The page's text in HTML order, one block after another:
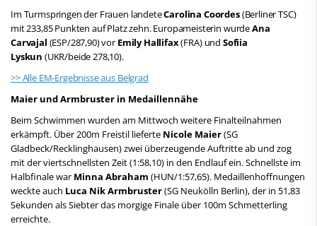
Im Turmspringen der Frauen landeteCarolina Coordes(Berliner TSC)
mit 233,85 Punkten auf Platz zehn. Europameisterin wurdeAna
Carvajal (ESP/287,90) vor Emily Hallifax(FRA) und Sofiia
Lyskun (UKR/beide 278,10).
>> Alle EM-Ergebnisse aus Belgrad
Maier und Armbruster in Medaillennähe
Beim Schwimmen wurden am Mittwoch weitere Finalteilnahmen
erkämpft. Über 200m Freistil lieferte Nicole Maier(SG
Gladbeck/Recklinghausen) zwei überzeugende Auftritte ab und zog
mit der viertschnellsten Zeit (1:58,10) in den Endlauf ein. Schnellste im
Halbfinale war Minna Abraham (HUN/1:57,65). Medaillenhoffnungen
weckte auch Luca Nik Armbruster(SG Neukölln Berlin), der in 51,83
Sekunden als Siebter das morgige Finale über 100m Schmetterling
erreichte.